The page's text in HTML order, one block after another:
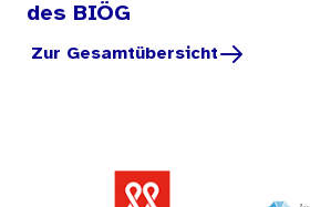
des BIÖG
Zur Gesamtübersicht